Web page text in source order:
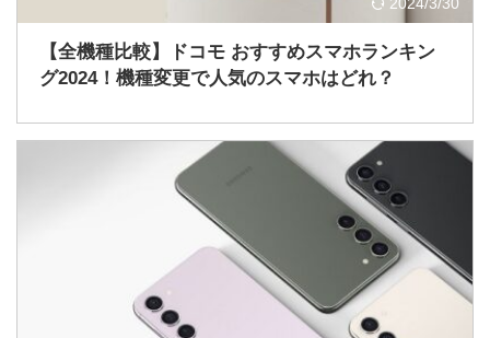
2024/3/30
【全機種比較】ドコモ おすすめスマホランキン
グ2024！機種変更で人気のスマホはどれ？